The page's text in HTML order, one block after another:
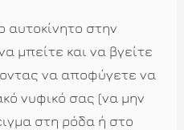
αυτοκίνητο στην
μπείτε και να βγείτε
να αποφύγετε να
νυφικό σας (να μην
στη ρόδα ή στο